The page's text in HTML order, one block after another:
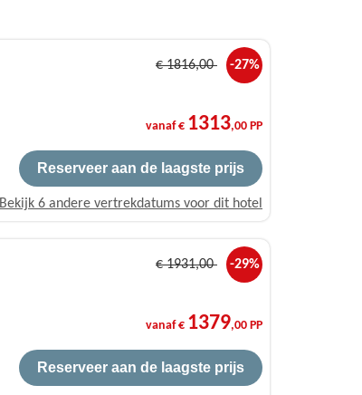
€1816,00 -27%
vanaf € 1313,00 PP
Reserveer aan de laagste prijs
Bekijk 6 andere vertrekdatums voor dit hotel
€1931,00 -29%
vanaf € 1379,00 PP
Reserveer aan de laagste prijs